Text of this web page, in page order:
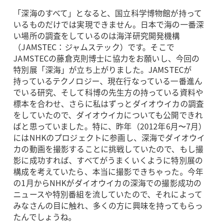
「深海のすべて」となると、国立科学博物館が持って
いるものだけでは実現できません。日本で海の一番深
い場所の調査をしているのは海洋研究開発機構
（JAMSTEC：ジャムステック）です。そこで
JAMSTECの藤倉克則博士に協力をお願いし、今回の
特別展「深海」が立ち上がりました。JAMSTECが
持っているテクノロジー、現在行なっている一番進ん
でいる研究、そして科博の先生方の持っている資料や
標本を合わせ、さらに私はずっとダイオウイカの調査
をしていたので、ダイオウイカについても公開できれ
ばと思っていました。特に、昨年（2012年6月〜7月）
にはNHKのプロジェクトに参画し、深海でダイオウイ
カの動画を撮影することに挑戦していたので、もし撮
影に成功すれば、すべてがうまくいくように特別展の
構成を考えていたら、本当に撮影できちゃった。今年
の1月からNHKがダイオウイカの深海での撮影成功の
ニュースや特別番組を流していたので、それによって
みなさんの目に触れ、多くの方に興味を持ってもらっ
たんでしょうね。